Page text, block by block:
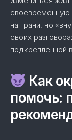
своевременную
на грани, но
своих
подкрепленной
Как
помочь: